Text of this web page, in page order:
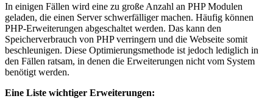
In einigen Fällen wird eine zu große Anzahl an PHP Modulen
geladen, die einen Server schwerfälliger machen. Häufig können
PHP-Erweiterungen abgeschaltet werden. Das kann den
Speicherverbrauch von PHP verringern und die Webseite somit
beschleunigen. Diese Optimierungsmethode ist jedoch lediglich in
den Fällen ratsam, in denen die Erweiterungen nicht vom System
benötigt werden.
Eine Liste wichtiger Erweiterungen: